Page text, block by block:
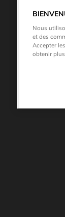
Nous
et des
Accepter
obtenir